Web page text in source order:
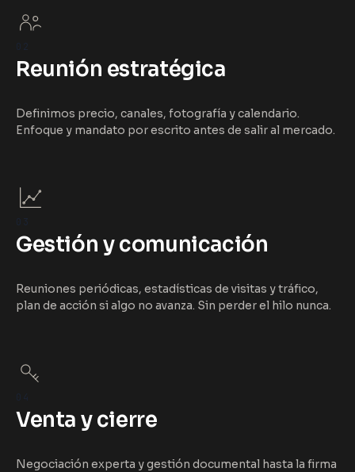
02
Reunión estratégica
Definimos precio, canales, fotografía y calendario.
Enfoque y mandato por escrito antes de salir al mercado.
03
Gestión y comunicación
Reuniones periódicas, estadísticas de visitas y tráfico,
plan de acción si algo no avanza. Sin perder el hilo nunca.
04
Venta y cierre
Negociación experta y gestión documental hasta la firma